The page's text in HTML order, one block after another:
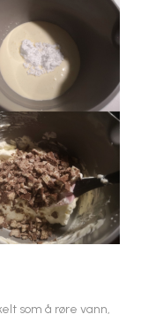
som å røre vann,